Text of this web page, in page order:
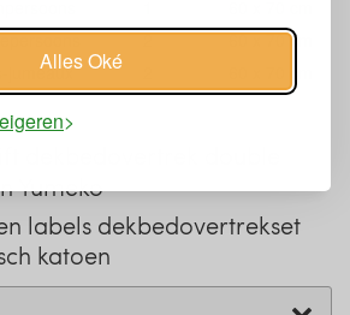
Alles Oké
2
60 x 70 cm
jumeaux
Yumeko
labels dekbedovertrekset
katoen